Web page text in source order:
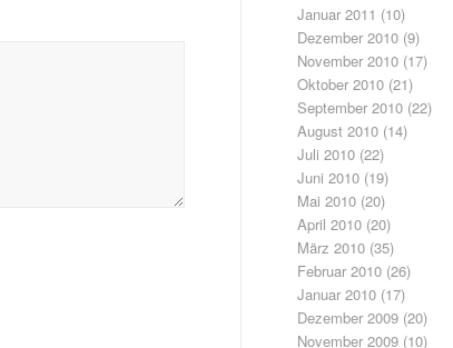
Januar 2011 (10)
Dezember 2010 (9)
November 2010 (17)
Oktober 2010 (21)
September 2010 (22)
August 2010 (14)
Juli 2010 (22)
Juni 2010 (19)
Mai 2010 (20)
April 2010 (20)
März 2010 (35)
Februar 2010 (26)
Januar 2010 (17)
Dezember 2009 (20)
November 2009 (10)